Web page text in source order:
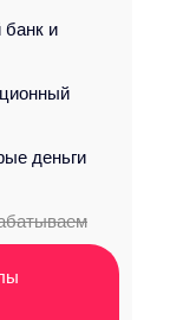
и
деньги